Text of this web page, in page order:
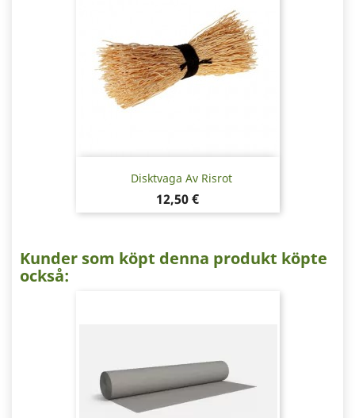
Disktvaga Av Risrot
Pris
12,50 €
Kunder som köpt denna produkt köpte
också: